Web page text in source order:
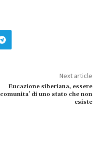
Next article
Eucazione siberiana, essere
comunita’ di uno stato che non
esiste